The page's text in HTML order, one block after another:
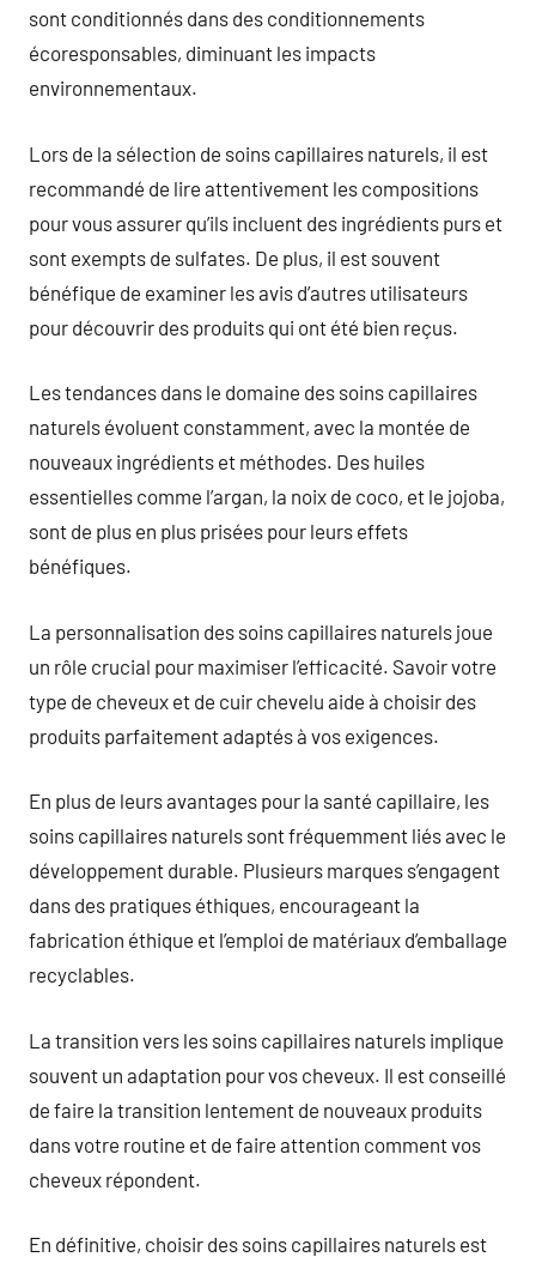
sont conditionnés dans des conditionnements
écoresponsables, diminuant les impacts
environnementaux.
Lors de la sélection de soins capillaires naturels, il est
recommandé de lire attentivement les compositions
pour vous assurer qu’ils incluent des ingrédients purs et
sont exempts de sulfates. De plus, il est souvent
bénéfique de examiner les avis d’autres utilisateurs
pour découvrir des produits qui ont été bien reçus.
Les tendances dans le domaine des soins capillaires
naturels évoluent constamment, avec la montée de
nouveaux ingrédients et méthodes. Des huiles
essentielles comme l’argan, la noix de coco, et le jojoba,
sont de plus en plus prisées pour leurs effets
bénéfiques.
La personnalisation des soins capillaires naturels joue
un rôle crucial pour maximiser l’efficacité. Savoir votre
type de cheveux et de cuir chevelu aide à choisir des
produits parfaitement adaptés à vos exigences.
En plus de leurs avantages pour la santé capillaire, les
soins capillaires naturels sont fréquemment liés avec le
développement durable. Plusieurs marques s’engagent
dans des pratiques éthiques, encourageant la
fabrication éthique et l’emploi de matériaux d’emballage
recyclables.
La transition vers les soins capillaires naturels implique
souvent un adaptation pour vos cheveux. Il est conseillé
de faire la transition lentement de nouveaux produits
dans votre routine et de faire attention comment vos
cheveux répondent.
En définitive, choisir des soins capillaires naturels est